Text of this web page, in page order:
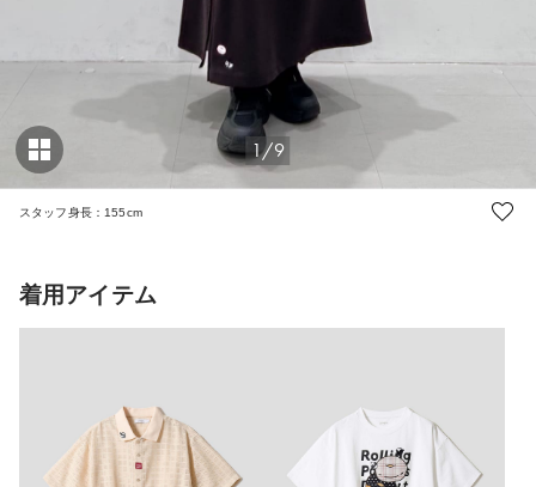
1/9
スタッフ身長：155cm
着用アイテム